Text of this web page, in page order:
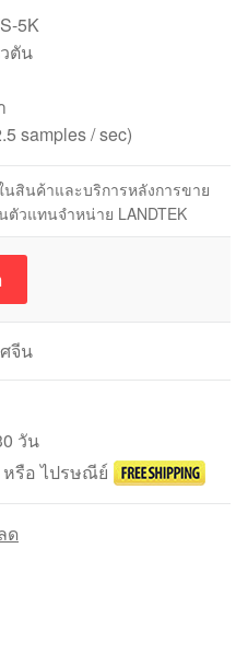
5K
ตัน
samples / sec)
นสินค้าและบริการหลังการขาย
นตัวแทนจำหน่าย LANDTEK
จีน
วัน
หรือ ไปรษณีย์
ด